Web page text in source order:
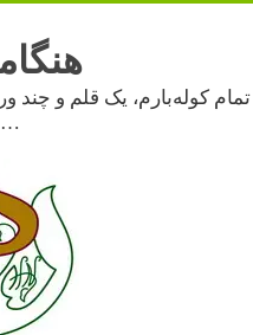
تمام کوله‌بارم، یک قلم و چند
نرفته…